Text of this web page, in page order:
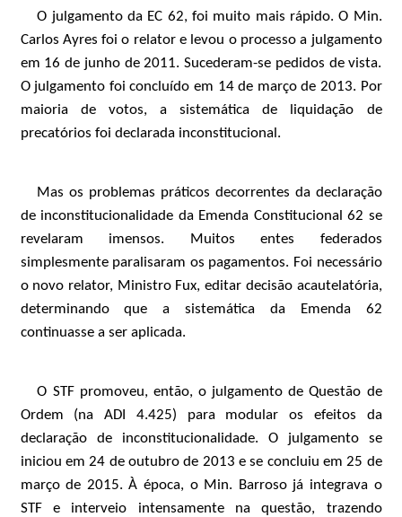
O julgamento da EC 62, foi muito mais rápido. O Min.
Carlos Ayres foi o relator e levou o processo a julgamento
em 16 de junho de 2011. Sucederam-se pedidos de vista.
O julgamento foi concluído em 14 de março de 2013. Por
maioria de votos, a sistemática de liquidação de
precatórios foi declarada inconstitucional.
Mas os problemas práticos decorrentes da declaração
de inconstitucionalidade da Emenda Constitucional 62 se
revelaram imensos. Muitos entes federados
simplesmente paralisaram os pagamentos. Foi necessário
o novo relator, Ministro Fux, editar decisão acautelatória,
determinando que a sistemática da Emenda 62
continuasse a ser aplicada.
O STF promoveu, então, o julgamento de Questão de
Ordem (na ADI 4.425) para modular os efeitos da
declaração de inconstitucionalidade. O julgamento se
iniciou em 24 de outubro de 2013 e se concluiu em 25 de
março de 2015. À época, o Min. Barroso já integrava o
STF e interveio intensamente na questão, trazendo